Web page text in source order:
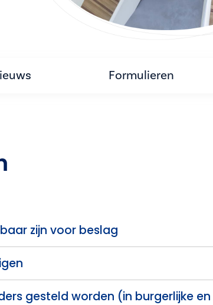
Formulieren
zijn voor beslag
gesteld worden (in burgerlijke en